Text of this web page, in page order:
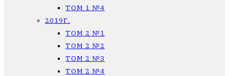
ТОМ 1 №4
2019Г.
ТОМ 2 №1
ТОМ 2 №2
ТОМ 2 №3
ТОМ 2 №4